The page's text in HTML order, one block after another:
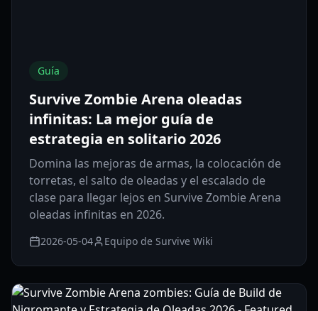
Guía
Survive Zombie Arena oleadas
infinitas: La mejor guía de
estrategia en solitario 2026
Domina las mejoras de armas, la colocación de
torretas, el salto de oleadas y el escalado de
clase para llegar lejos en Survive Zombie Arena
oleadas infinitas en 2026.
2026-05-04 Equipo de Survive Wiki